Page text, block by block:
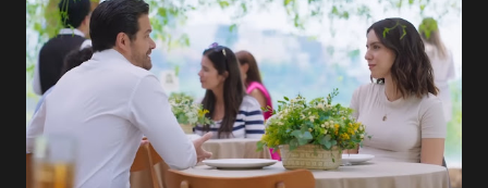
ama, o que não é fácil, já que dedica todas as suas energias a
se aprimorar, trabalhando, estudando e se orgulhando de
ser a primeira mulher da família a ingressar na
universidade. Ela tem uma personalidade muito alegre, é
muito madura para a idade, determinada, criativa e
empática. Detesta injustiças e é uma ótima amiga. Pode ser